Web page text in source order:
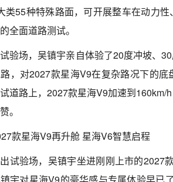
类55种特殊路面，可开展整车在动力
全面道路测试。
验场，吴镇宇亲自体验了20度冲坡、
，对2027款星海V9在复杂路况下的
道路上，2027款星海V9加速到
。
款星海V9再升舱 星海V6智慧启程
试验场，吴镇宇坐进刚刚上市的2027